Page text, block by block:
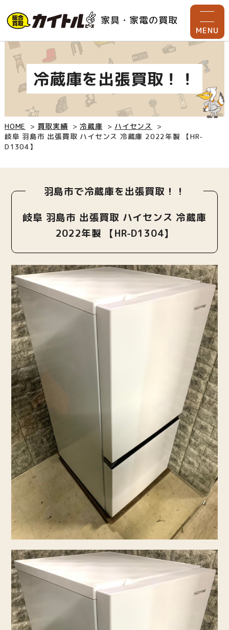
家具・家電の買取
MENU
冷蔵庫を出張買取！！
HOME 買取実績 冷蔵庫
ハイセンス
岐阜 羽島市 出張買取 ハイセンス 冷蔵庫 2022年製 【HR-
D1304】
羽島市で冷蔵庫を出張買取！！
岐阜 羽島市 出張買取 ハイセンス 冷蔵庫
2022年製 【HR-D1304】